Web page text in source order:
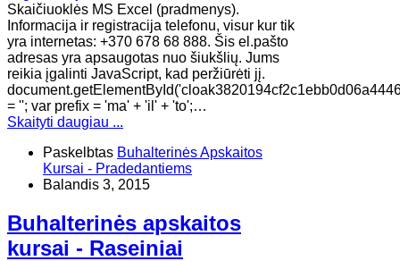
Skaičiuoklės MS Excel (pradmenys).
Informacija ir registracija telefonu, visur kur tik
yra internetas: +370 678 68 888. Šis el.pašto
adresas yra apsaugotas nuo šiukšlių. Jums
reikia įgalinti JavaScript, kad peržiūrėti jį.
= ''; var prefix = 'ma' + 'il' + 'to';…
Skaityti daugiau ...
Paskelbtas Buhalterinės Apskaitos
Kursai - Pradedantiems
Balandis 3, 2015
Buhalterinės apskaitos
kursai - Raseiniai